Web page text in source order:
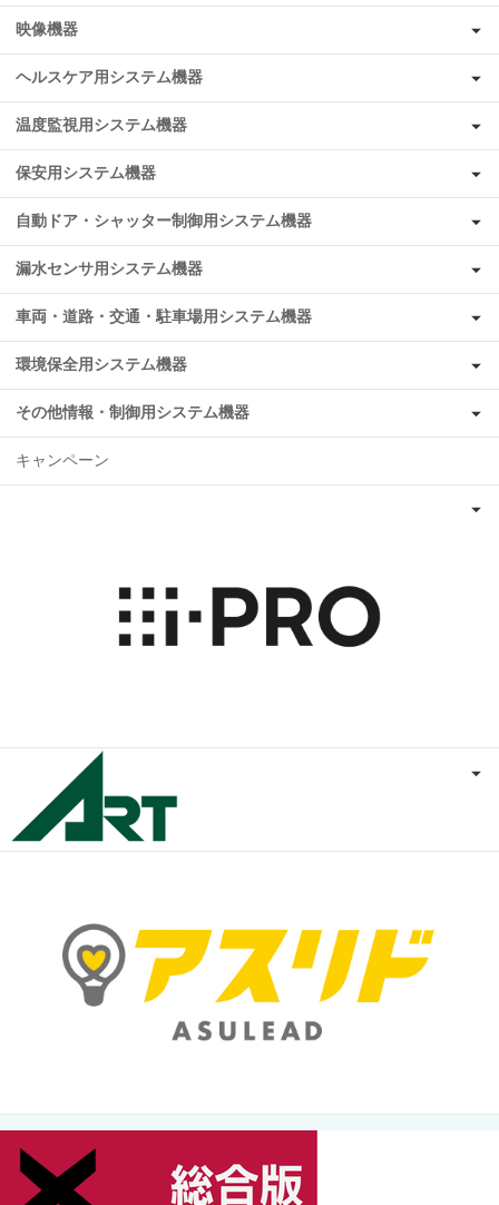
映像機器
ヘルスケア用システム機器
温度監視用システム機器
保安用システム機器
自動ドア・シャッター制御用システム機器
漏水センサ用システム機器
車両・道路・交通・駐車場用システム機器
環境保全用システム機器
その他情報・制御用システム機器
キャンペーン